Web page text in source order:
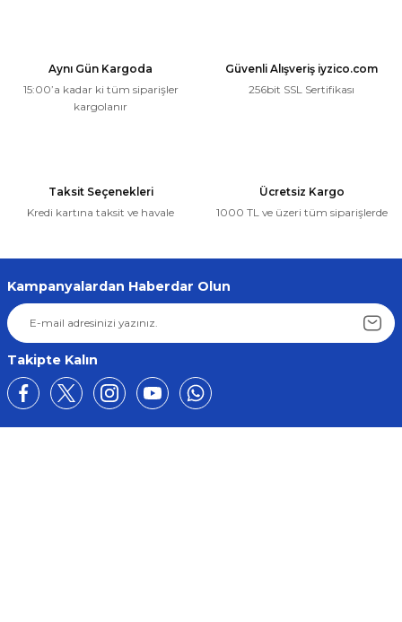
Ürün bilgilerinde hatalar bulunuyor.
Ürün fiyatı diğer sitelerden daha pahalı.
266,54 ₺
Land Rover Freelander Sol ve Sağ Bagaj Cam Kriko Motor Dişlisi (1997 –
253,21 ₺
Sepete Ekle
Yeni
Freelander Bagaj Cam Motor Dişlisi (97-06) OEM: CVH101150
167,68 ₺
Aynı Gün Kargoda
15:00’a kadar ki tüm siparişler
kargolanır
Güvenli Alışveriş iyzico.com
256bit SSL Sertifikası
Taksit Seçenekleri
Kredi kartına taksit ve havale
Ücretsiz Kargo
1000 TL ve üzeri tüm siparişlerde
Kampanyalardan Haberdar Olun
Takipte Kalın